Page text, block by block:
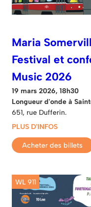
Maria
Festival et
Music 2026
19 mars 2026, 18h30
Longueur d'onde à
651, rue Dufferin.
PLUS D'INFOS
Acheter des billets
WL 911